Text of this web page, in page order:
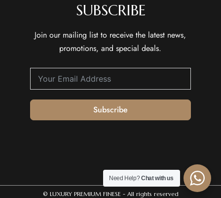
SUBSCRIBE
Join our mailing list to receive the latest news,
promotions, and special deals.
Subscribe
© LUXURY PREMIUM FINESE - All rights reserved
Need Help?Chat with us